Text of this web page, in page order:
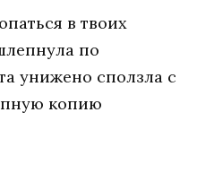
в твоих
по
унижено сползла с
копию